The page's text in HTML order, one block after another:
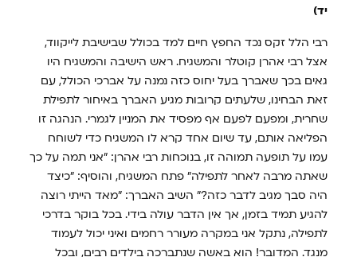
יד)
רבי הלל זקס נכד החפץ חיים למד בכולל שבישיבת לייקווד,
אצל רבי אהרן קוטלר והמשגיח. ראש הישיבה והמשגיח היו
גאים בכך שאברך בעל יחוס כזה נמנה על אברכי הכולל, עם
זאת הבחינו, שלעתים קרובות מגיע האברך באיחור לתפילת
שחרית, ומפעם לפעם אף מפסיד את המניין לגמרי. הנהגה זו
הפליאה אותם, עד שיום אחד קרא לו המשגיח כדי לשוחח
עמו על תופעה תמוהה זו, בנוכחות רבי אהרן: "אני תמה על כך
שאתה מרבה לאחר לתפילה" פתח המשגיח, והוסיף: "כיצד
היה סבך מגיב לדבר כזה?" השיב האברך: "מאד הייתי רוצה
להגיע תמיד בזמן, אך אין הדבר עולה בידי. בכל בוקר בדרכי
לתפילה, נתקל אני במקרה מעורר רחמים ואיני יכול לעמוד
מנגד. המדובר! הוא באשה שנתברכה בילדים רבים, ובכל